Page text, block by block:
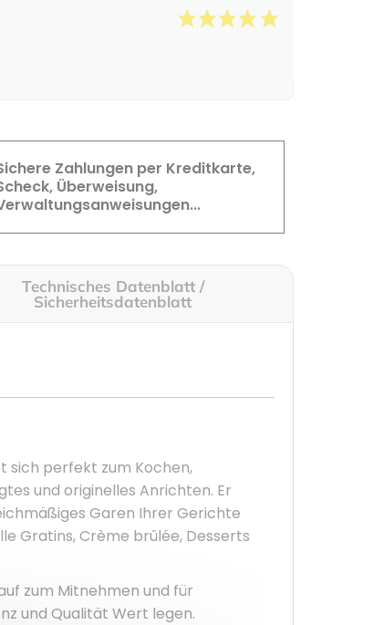
Zahlungen per Kreditkarte,
Überweisung,
Technisches Datenblatt /
Sicherheitsdatenblatt
sich perfekt zum Kochen,
und originelles Anrichten. Er
Garen Ihrer Gerichte
Gratins, Crème brûlée, Desserts
zum Mitnehmen und für
und Qualität Wert legen.